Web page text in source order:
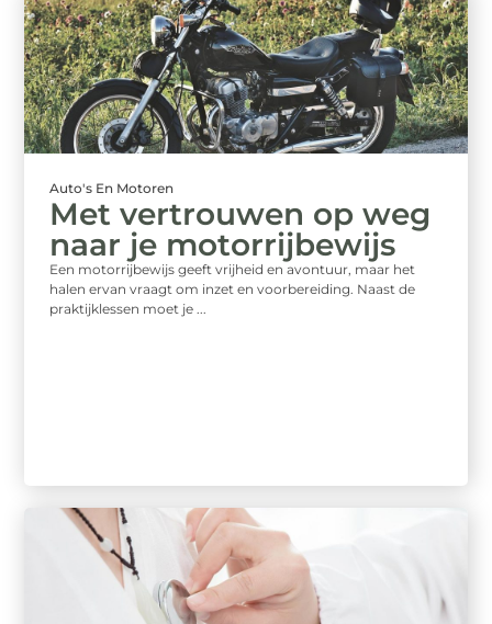
Auto's En Motoren
Met vertrouwen op weg
naar je motorrijbewijs
Een motorrijbewijs geeft vrijheid en avontuur, maar het
halen ervan vraagt om inzet en voorbereiding. Naast de
praktijklessen moet je ...